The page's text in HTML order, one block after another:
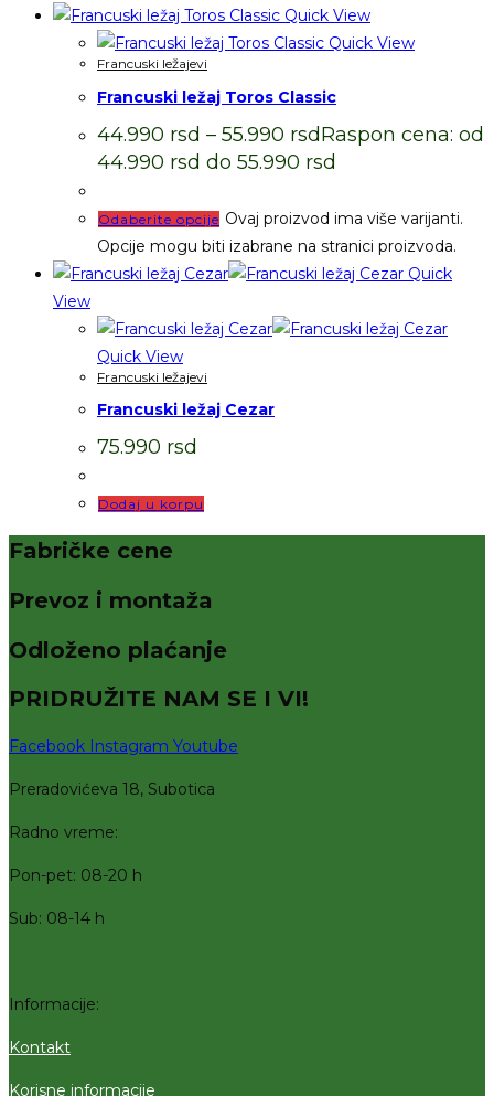
Quick View
Quick View
Francuski ležajevi
Francuski ležaj Toros Classic
44.990 rsd – 55.990 rsdRaspon cena: od
44.990 rsd do 55.990 rsd
Odaberite opcije Ovaj proizvod ima više varijanti.
Opcije mogu biti izabrane na stranici proizvoda.
Quick
View
Quick View
Francuski ležajevi
Francuski ležaj Cezar
75.990 rsd
Dodaj u korpu
Fabričke cene
Prevoz i montaža
Odloženo plaćanje
PRIDRUŽITE NAM SE I VI!
Facebook Instagram Youtube
Preradovićeva 18, Subotica
Radno vreme:
Pon-pet: 08-20 h
Sub: 08-14 h
Informacije:
Kontakt
Korisne informacije